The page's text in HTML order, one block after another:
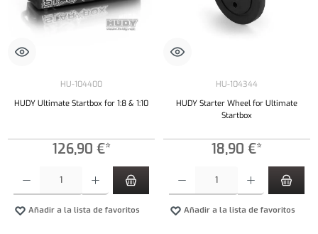
HU-104400
HUDY Ultimate Startbox for 1:8 & 1:10
126,90 €*
Añadir a la lista de favoritos
HU-104344
HUDY Starter Wheel for Ultimate
Startbox
18,90 €*
Añadir a la lista de favoritos